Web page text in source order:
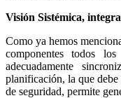
Visión Sistémica,
Como ya hemos
componentes todos
adecuadamente
planificación, la que
de seguridad, permite